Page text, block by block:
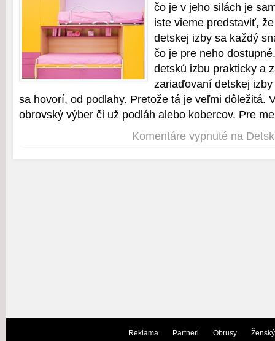
čo je v jeho silách je
iste vieme predstaviť,
detskej izby sa každý
čo je pre neho
detskú izbu prakticky a
zariaďovaní detskej
sa hovorí, od podlahy. Pretože tá je veľmi dôležitá.
obrovský výber či už podláh alebo kobercov. Pre
Komentáre vypnuté na
Reklama Partneri Obrusy